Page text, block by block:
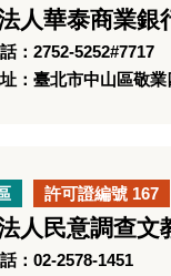
人華泰商業銀
：2752-5252#7717
：臺北市中山區敬業
許可證編號 167
人民意調查文
：02-2578-1451